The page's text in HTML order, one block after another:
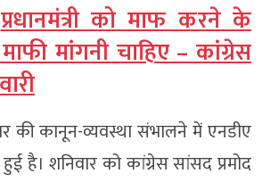
प्रधानमंत्री को माफ करने के
मांगनी चाहिए – कांग्रेस
की कानून-व्यवस्था संभालने में एनडीए
है। शनिवार को कांग्रेस सांसद प्रमोद